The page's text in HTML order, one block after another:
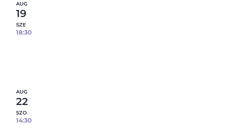
AUG
19
SZE
18:30
AUG
22
SZO
14:30